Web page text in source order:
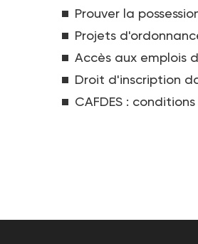
Prouver la
Projets
Accès aux emplois
Droit d'inscription
CAFDES :